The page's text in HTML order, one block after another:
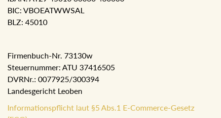
BIC: VBOEATWWSAL
BLZ: 45010
Firmenbuch-Nr. 73130w
Steuernummer: ATU 37416505
DVRNr.: 0077925/300394
Landesgericht Leoben
Informationspflicht laut §5 Abs.1 E-Commerce-Gesetz